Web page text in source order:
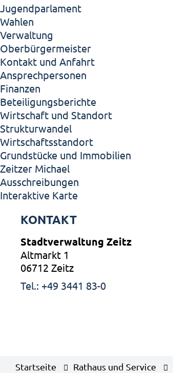
Jugendparlament
Wahlen
Verwaltung
Oberbürgermeister
Kontakt und Anfahrt
Ansprechpersonen
Finanzen
Beteiligungsberichte
Wirtschaft und Standort
Strukturwandel
Wirtschaftsstandort
Grundstücke und Immobilien
Zeitzer Michael
Ausschreibungen
Interaktive Karte
KONTAKT
Stadtverwaltung Zeitz
Altmarkt 1
06712 Zeitz
Tel.: +49 3441 83-0
Startseite Rathaus und Service